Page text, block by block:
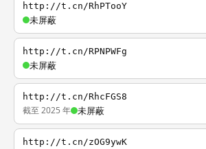
http://t.cn/RhPTooY
未屏蔽
http://t.cn/RPNPWFg
未屏蔽
http://t.cn/RhcFGS8
截至 2025 年 未屏蔽
http://t.cn/zOG9ywK